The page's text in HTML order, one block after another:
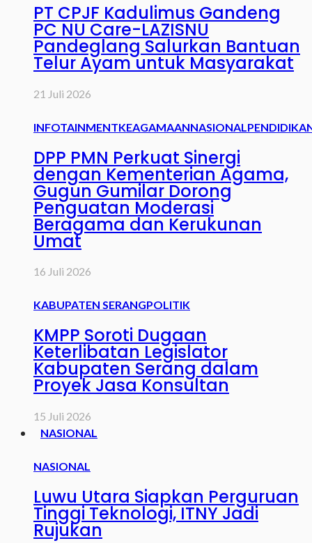
PT CPJF Kadulimus Gandeng
PC NU Care-LAZISNU
Pandeglang Salurkan Bantuan
Telur Ayam untuk Masyarakat
21 Juli 2026
INFOTAINMENTKEAGAMAANNASIONAL
DPP PMN Perkuat Sinergi
dengan Kementerian Agama,
Gugun Gumilar Dorong
Penguatan Moderasi
Beragama dan Kerukunan
Umat
16 Juli 2026
KABUPATEN SERANGPOLITIK
KMPP Soroti Dugaan
Keterlibatan Legislator
Kabupaten Serang dalam
Proyek Jasa Konsultan
15 Juli 2026
NASIONAL
NASIONAL
Luwu Utara Siapkan Perguruan
Tinggi Teknologi, ITNY Jadi
Rujukan